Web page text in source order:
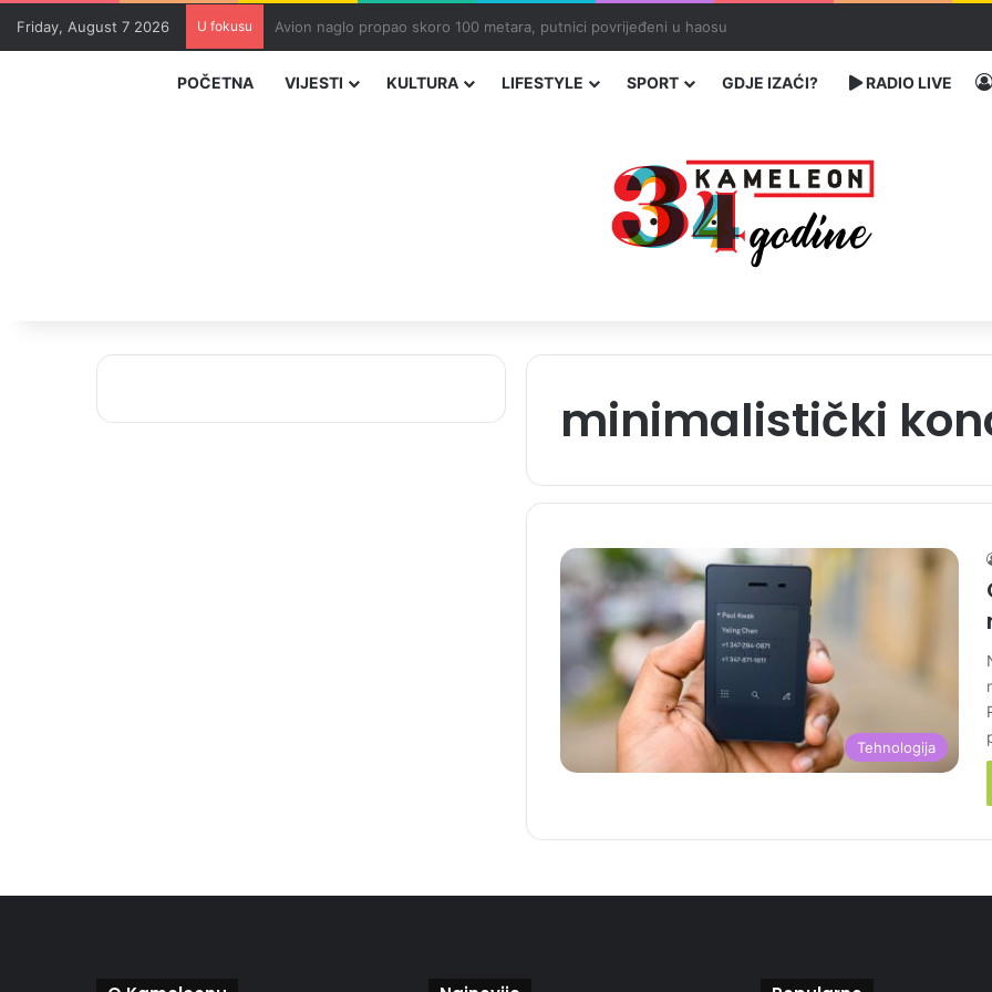
Friday, August 7 2026 U fokusu Zvizdić, Magazinović i Kojović traže poseban status za Memorijalni centar Srebrenica
POČETNA VIJESTI KULTURA LIFESTYLE SPORT GDJE IZAĆI? RADIO LIVE
minimalistički
Tehnologija